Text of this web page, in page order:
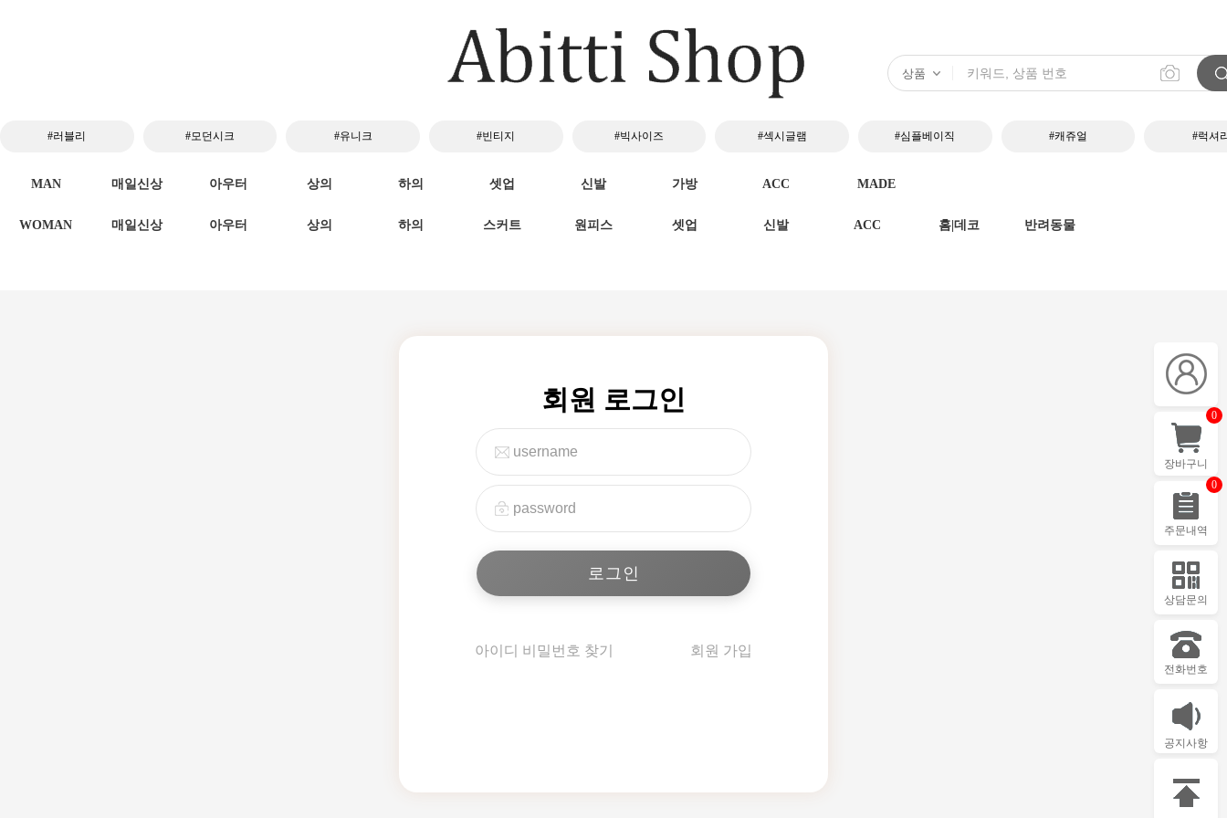
#러블리 #모던시크 #유니크 #빈티지 #빅사이즈 #섹시글램 #심플베이직 #캐쥬얼 #럭셔
MAN 매일신상 아우터 상의 하의 셋업 신발 가방 ACC MADE
WOMAN 매일신상 아우터 상의 하의 스커트 원피스 셋업 신발 ACC 홈|데코 반려동물
회원 로그인
아이디 비밀번호 찾기 회원 가입
장바구니
0
주문내역
0
상담문의
전화번호
공지사항